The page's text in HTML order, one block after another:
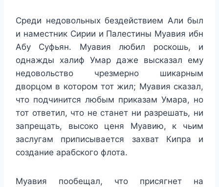
Среди недовольных бездействием Али был
и наместник Сирии и Палестины Муавия ибн
Абу Суфьян. Муавия любил роскошь, и
однажды халиф Умар даже высказал ему
недовольство чрезмерно шикарным
дворцом в котором тот жил; Муавия сказал,
что подчинится любым приказам Умара, но
тот ответил, что не станет ни разрешать, ни
запрещать, высоко ценя Муавию, к чьим
заслугам приписывается захват Кипра и
создание арабского флота.
Муавия пообещал, что присягнет на